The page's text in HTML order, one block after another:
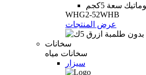
سعة 5كجم
WHG2-52WHB
عرض المنتجات
سخانات
سخانات مياه
سيزار